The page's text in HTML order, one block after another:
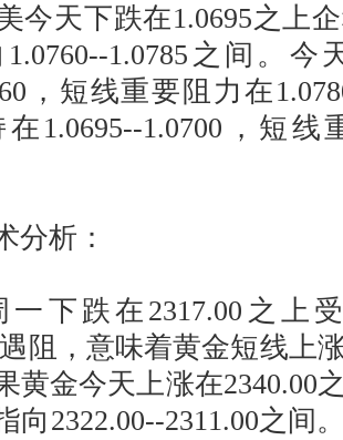
今天下跌在1.0695之上
1.0785之间。
，短线重要阻力在
1.0695--1.0700，短线
析：
跌在2317.00之上
阻，意味着黄金短线上
黄金今天上涨在2340.00
向2322.00--2311.00之间